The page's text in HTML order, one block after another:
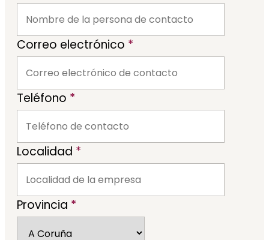
Correo electrónico *
Teléfono *
Localidad *
Provincia *